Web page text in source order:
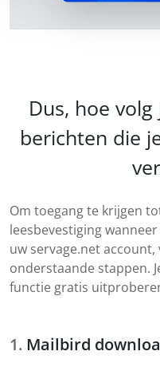
Dus, hoe
berichten die
Om toegang te krijgen
leesbevestiging
uw servage.net
onderstaande stappen.
functie gratis
Mailbird